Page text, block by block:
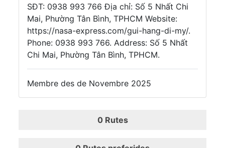
SĐT: 0938 993 766 Địa chỉ: Số 5 Nhất Chi
Mai, Phường Tân Bình, TPHCM Website:
https://nasa-express.com/gui-hang-di-my/.
Phone: 0938 993 766. Address: Số 5 Nhất
Chi Mai, Phường Tân Bình, TPHCM.
Membre des de Novembre 2025
0 Rutes